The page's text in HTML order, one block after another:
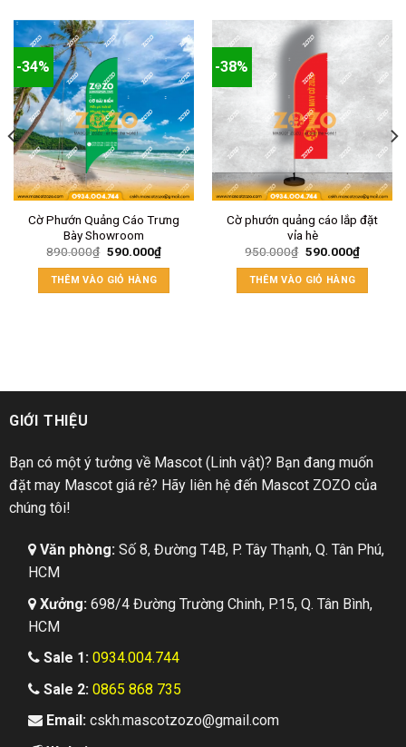
-34%
Cờ Phướn Quảng Cáo Trưng
Bày Showroom
890.000₫ 590.000₫
THÊM VÀO GIỎ HÀNG
-38%
Cờ phướn quảng cáo lắp đặt
vỉa hè
950.000₫ 590.000₫
THÊM VÀO GIỎ HÀNG
GIỚI THIỆU
Bạn có một ý tưởng về Mascot (Linh vật)? Bạn đang muốn
đặt may Mascot giá rẻ? Hãy liên hệ đến Mascot ZOZO của
chúng tôi!
Văn phòng:Số 8, Đường T4B, P. Tây Thạnh, Q. Tân Phú,
HCM
Xưởng: 698/4 Đường Trường Chinh, P.15, Q. Tân Bình,
HCM
Sale 1: 0934.004.744
Sale 2: 0865 868 735
Email:cskh.mascotzozo@gmail.com